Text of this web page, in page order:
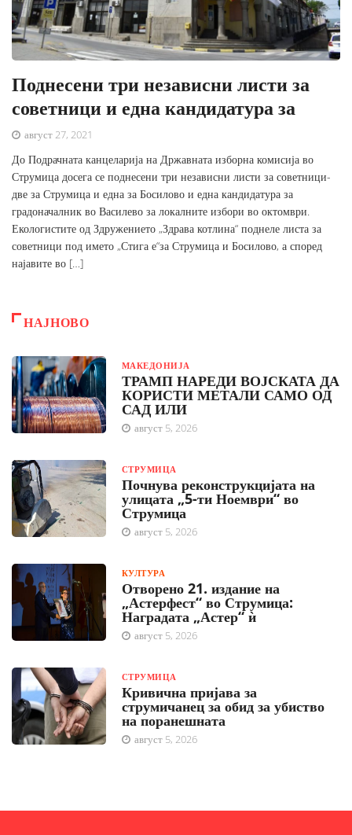
Поднесени три независни листи за
советници и една кандидатура за
август 27, 2021
До Подрачната канцеларија на Државната изборна комисија во
Струмица досега се поднесени три независни листи за советници-
две за Струмица и една за Босилово и една кандидатура за
градоначалник во Василево за локалните избори во октомври.
Екологистите од Здружението „Здрава котлина“ поднеле листа за
советници под името „Стига е“за Струмица и Босилово, а според
најавите во […]
НАЈНОВО
МАКЕДОНИЈА
ТРАМП НАРЕДИ ВОЈСКАТА ДА
КОРИСТИ МЕТАЛИ САМО ОД
САД ИЛИ
август 5, 2026
СТРУМИЦА
Почнува реконструкцијата на
улицата „5-ти Ноември“ во
Струмица
август 5, 2026
КУЛТУРА
Отворено 21. издание на
„Астерфест“ во Струмица:
Наградата „Астер“ ѝ
август 5, 2026
СТРУМИЦА
Кривична пријава за
струмичанец за обид за убиство
на поранешната
август 5, 2026